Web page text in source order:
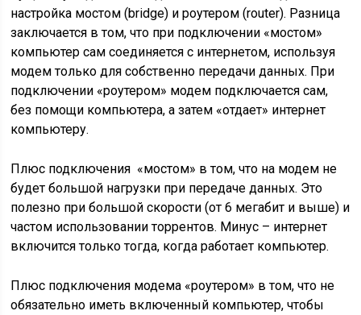
настройка мостом (bridge) и роутером (router). Разница
заключается в том, что при подключении «мостом»
компьютер сам соединяется с интернетом, используя
модем только для собственно передачи данных. При
подключении «роутером» модем подключается сам,
без помощи компьютера, а затем «отдает» интернет
компьютеру.
Плюс подключения «мостом» в том, что на модем не
будет большой нагрузки при передаче данных. Это
полезно при большой скорости (от 6 мегабит и выше) и
частом использовании торрентов. Минус – интернет
включится только тогда, когда работает компьютер.
Плюс подключения модема «роутером» в том, что не
обязательно иметь включенный компьютер, чтобы